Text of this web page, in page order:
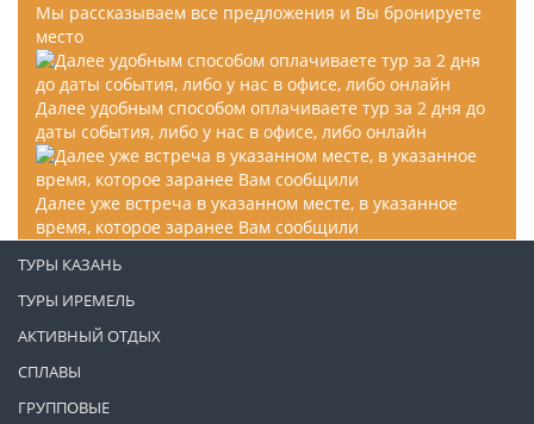
Мы рассказываем все предложения и Вы бронируете
место
Далее удобным способом оплачиваете тур за 2 дня до
даты события, либо у нас в офисе, либо онлайн
Далее уже встреча в указанном месте, в указанное
время, которое заранее Вам сообщили
ТУРЫ КАЗАНЬ
ТУРЫ ИРЕМЕЛЬ
АКТИВНЫЙ ОТДЫХ
СПЛАВЫ
ГРУППОВЫЕ